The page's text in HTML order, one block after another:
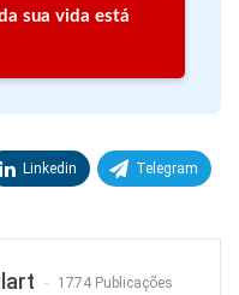
sua vida está
Linkedin Telegram
1774 Publicações